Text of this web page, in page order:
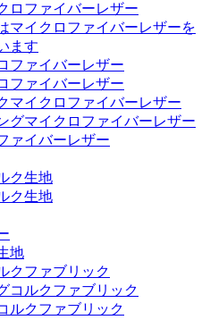
ロファイバーレザー
マイクロファイバーレザーを
ます
ファイバーレザー
ファイバーレザー
マイクロファイバーレザー
グマイクロファイバーレザー
ァイバーレザー
ク生地
ク生地
地
クファブリック
コルクファブリック
ルクファブリック